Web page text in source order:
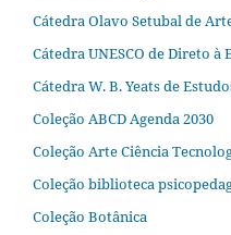
Cátedra Olavo Setubal de
Cátedra UNESCO de Direto à
Cátedra W. B. Yeats de
Coleção ABCD Agenda 2030
Coleção Arte Ciência
Coleção biblioteca
Coleção Botânica